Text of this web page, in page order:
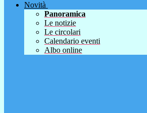
Novità
Panoramica
Le notizie
Le circolari
Calendario eventi
Albo online